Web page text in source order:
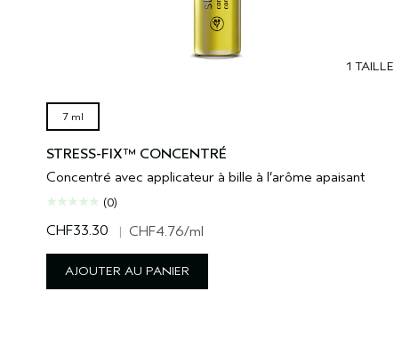
1 TAILLE
7 ml
STRESS-FIX™ CONCENTRÉ
Concentré avec applicateur à bille à l’arôme apaisant
(0)
CHF33.30 | CHF4.76/ml
AJOUTER AU PANIER